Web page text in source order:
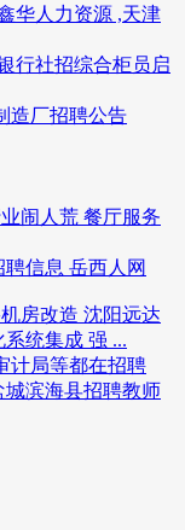
华人力资源 ,天津
行社招综合柜员启
造厂招聘公告
闹人荒 餐厅服务
信息 岳西人网
房改造 沈阳远达
统集成 强 ...
计局等都在招聘
滨海县招聘教师